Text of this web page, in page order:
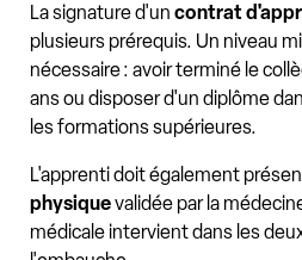
La signature d'un contrat
plusieurs prérequis. Un niveau
nécessaire : avoir terminé le
ans ou disposer d'un diplôme
les formations supérieures.
L'apprenti doit également
physiquevalidée par la
médicale intervient dans les